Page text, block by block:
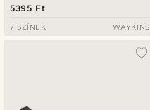
5395 Ft
7 SZÍNEK WAYKINS